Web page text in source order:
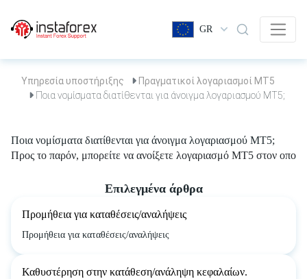
GR
Υπηρεσία υποστήριξης
Πραγματικοί λογαριασμοί MT5
Ποια νομίσματα διατίθενται για άνοιγμα λογαριασμού MT5;
Ποια νομίσματα διατίθενται για άνοιγμα λογαριασμού MT5;
Προς το παρόν, μπορείτε να ανοίξετε λογαριασμό MT5 στον
Επιλεγμένα άρθρα
Προμήθεια για καταθέσεις/αναλήψεις
Προμήθεια για καταθέσεις/αναλήψεις
Καθυστέρηση στην κατάθεση/ανάληψη κεφαλαίων.